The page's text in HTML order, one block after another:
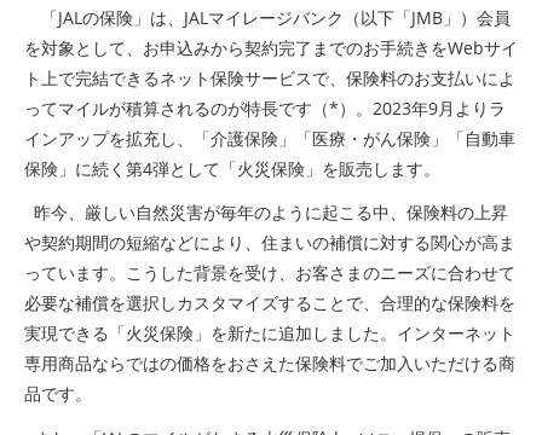
「JALの保険」は、JALマイレージバンク（以下「JMB」）会員
を対象として、お申込みから契約完了までのお手続きをWebサイ
ト上で完結できるネット保険サービスで、保険料のお支払いによ
ってマイルが積算されるのが特長です（*）。2023年9月よりラ
インアップを拡充し、「介護保険」「医療・がん保険」「自動車
保険」に続く第4弾として「火災保険」を販売します。
昨今、厳しい自然災害が毎年のように起こる中、保険料の上昇
や契約期間の短縮などにより、住まいの補償に対する関心が高ま
っています。こうした背景を受け、お客さまのニーズに合わせて
必要な補償を選択しカスタマイズすることで、合理的な保険料を
実現できる「火災保険」を新たに追加しました。インターネット
専用商品ならではの価格をおさえた保険料でご加入いただける商
品です。